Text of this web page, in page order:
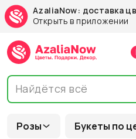
AzaliaNow: доставка
Открыть в приложении
Розы Букеты по